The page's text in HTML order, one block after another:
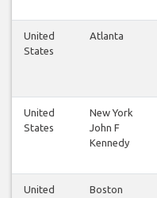
United
States
Atlanta
United
States
New York
John F
Kennedy
United
Boston